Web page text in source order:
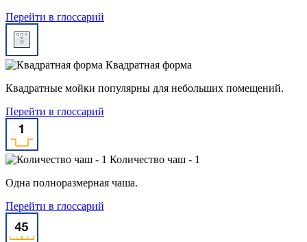
Перейти в глоссарий
Квадратная форма
Квадратные мойки популярны для небольших помещений.
Перейти в глоссарий
Количество чаш - 1
Одна полноразмерная чаша.
Перейти в глоссарий